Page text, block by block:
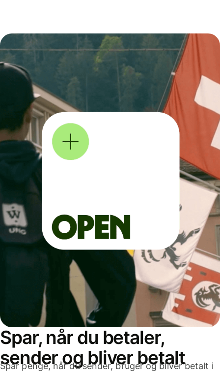
Spar, når du betaler,
sender og bliver betalt
Spar penge, når du sender, bruger og bliver betalt i